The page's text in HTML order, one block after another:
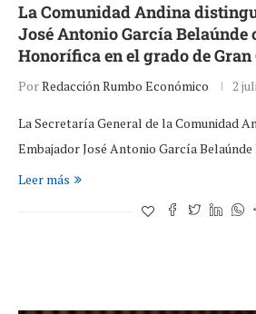
La Comunidad Andina
José Antonio García Belaúnde
Honorífica en el grado de
PorRedacción Rumbo Económico 2
La Secretaría General de la Comunidad
Embajador José Antonio García
Leer más